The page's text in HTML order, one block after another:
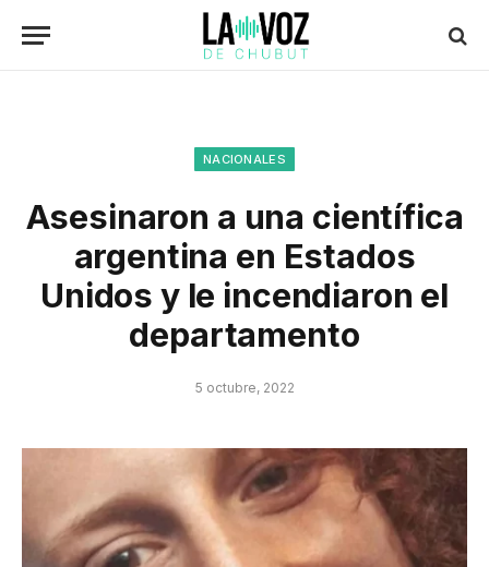
NACIONALES
Asesinaron a una científica
argentina en Estados
Unidos y le incendiaron el
departamento
5 octubre, 2022